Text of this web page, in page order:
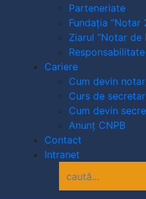
Parteneriate
Fundația ”Notar
Ziarul ”Notar de
Cariere
Cum devin notar
Curs de
Cum devin
Anunț CNPB
Contact
Intranet